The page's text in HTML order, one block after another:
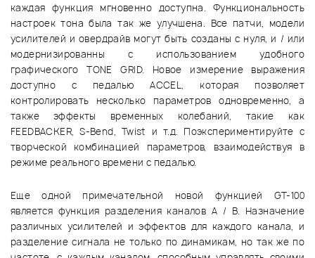
каждая функция мгновенно доступна. Функциональность
настроек тона была так же улучшена. Все патчи, модели
усилителей и овердрайв могут быть созданы с нуля, и / или
модернизированны с использованием удобного
графического TONE GRID. Новое измерение выражения
доступно с педалью ACCEL, которая позволяет
контролировать несколько параметров одновременно, а
также эффекты временных колебаний, такие как
FEEDBACKER, S-Bend, Twist и т.д. Поэкспериментируйте с
творческой комбинацией параметров, взаимодействуя в
режиме реального времени с педалью.
Еще одной примечательной новой функцией GT-100
является функция разделения каналов A / B. Назначение
различных усилителей и эффектов для каждого канала, и
разделение сигнала не только по динамикам, но так же по